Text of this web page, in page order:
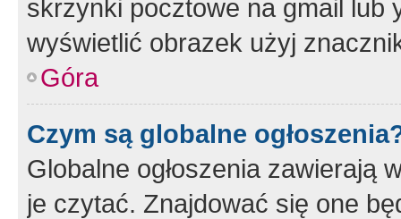
skrzynki pocztowe na gmail lub
wyświetlić obrazek użyj
Góra
Czym są globalne
Globalne ogłoszenia zawierają
je czytać. Znajdować się one